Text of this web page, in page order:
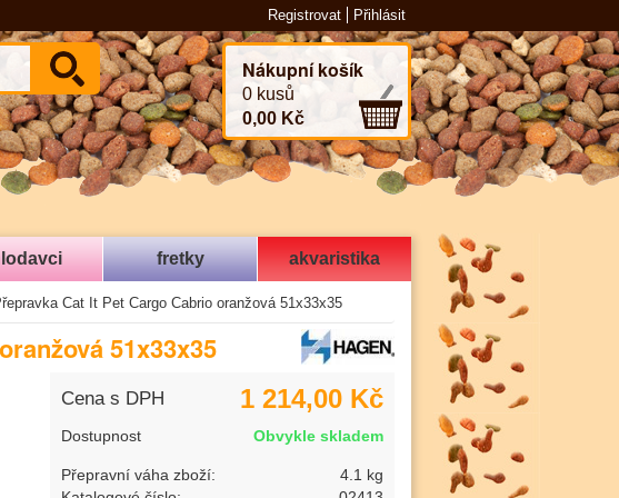
Registrovat Přihlásit
Nákupní košík
0 kusů
0,00 Kč
fretky akvaristika
Cat It Pet Cargo Cabrio oranžová 51x33x35
51x33x35
Cena s DPH 1 214,00 Kč
Dostupnost Obvykle skladem
Přepravní váha zboží:
4.1 kg